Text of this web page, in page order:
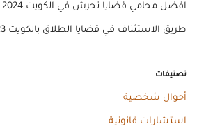
افضل محامي قضايا تحرش في الكويت 2024
طريق الاستئناف في قضايا الطلاق بالكويت 2023
تصنيفات
أحوال شخصية
استشارات قانونية